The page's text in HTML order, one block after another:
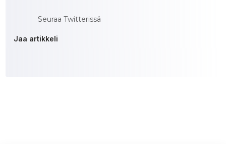
Seuraa Twitterissä
Jaa artikkeli